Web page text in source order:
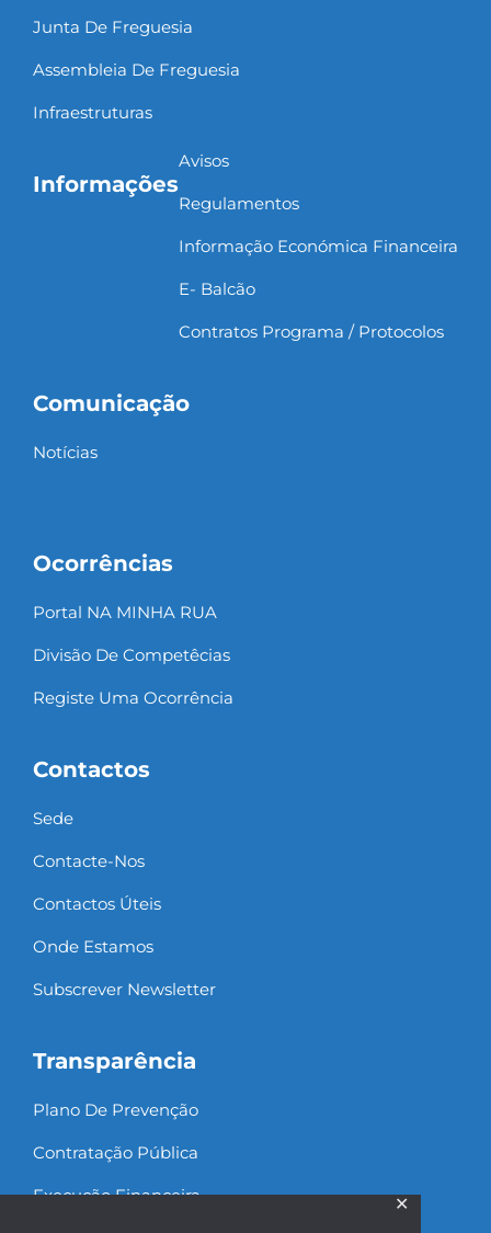
✕
Junta De Freguesia
Assembleia De Freguesia
Infraestruturas
Informações
Avisos
Regulamentos
Informação Económica Financeira
E- Balcão
Contratos Programa / Protocolos
Comunicação
Notícias
Ocorrências
Portal NA MINHA RUA
Divisão De Competêcias
Registe Uma Ocorrência
Contactos
Sede
Contacte-Nos
Contactos Úteis
Onde Estamos
Subscrever Newsletter
Transparência
Plano De Prevenção
Contratação Pública
Execução Financeira